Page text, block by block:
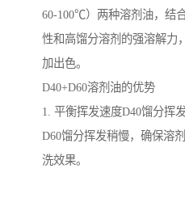
60-100℃）两种溶剂油，结
性和高馏分溶剂的强溶解力
加出色。
D40+D60溶剂油的优势
1. 平衡挥发速度D40馏分挥
D60馏分挥发稍慢，确保溶
洗效果。